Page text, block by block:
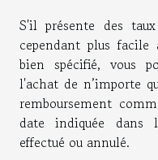
S'il présente des
cependant plus
bien spécifié, vous
l'achat de n’importe
remboursement
date indiquée
effectué ou annulé.